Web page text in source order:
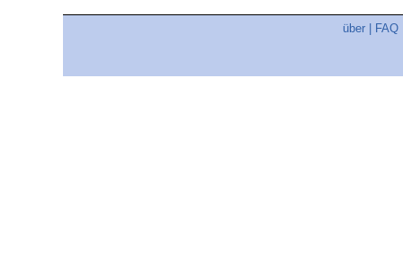
über FAQ